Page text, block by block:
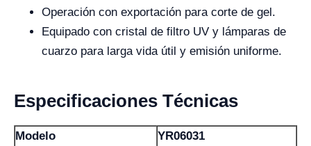
Operación con exportación para corte de gel.
Equipado con cristal de filtro UV y lámparas de
cuarzo para larga vida útil y emisión uniforme.
Especificaciones Técnicas
Modelo
YR06031